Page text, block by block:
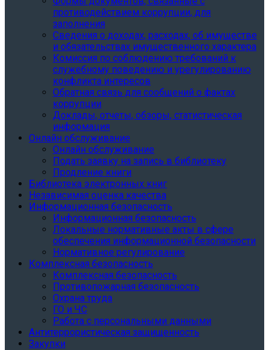
противодействием коррупции, для
заполнения
Сведения о доходах, расходах, об имуществе
и обязательствах имущественного характера
Комиссия по соблюдению требований к
служебному поведению и урегулированию
конфликта интересов
Обратная связь для сообщений о фактах
коррупции
Доклады, отчеты, обзоры, статистическая
информация
Онлайн обслуживание
Онлайн обслуживание
Подать заявку на запись в библиотеку
Продление книги
Библиотека электронных книг
Независимая оценка качества
Информационная безопасность
Информационная безопасность
Локальные нормативные акты в сфере
обеспечения информационной безопасности
Нормативное регулирование
Комплексная безопасность
Комплексная безопасность
Противопожарная безопасность
Охрана труда
ГО и ЧС
Работа с персональными данными
Антитеррористическая защищенность
Закупки